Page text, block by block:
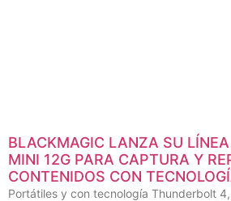
BLACKMAGIC LANZA SU
MINI 12G PARA CAPTURA Y
CONTENIDOS CON
Portátiles y con tecnología Thunderbolt